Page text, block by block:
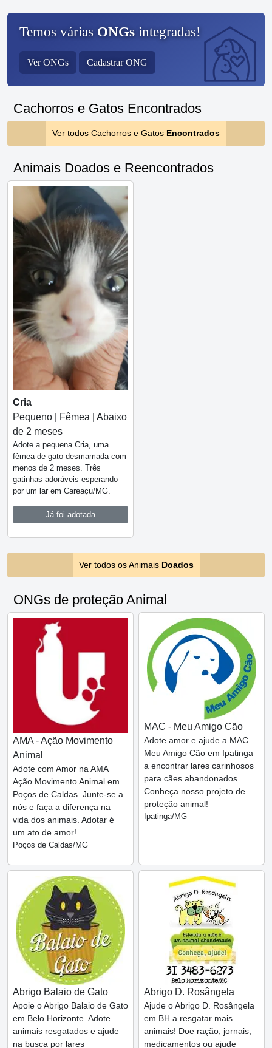
Temos várias ONGs integradas!
Ver ONGs Cadastrar ONG
Cachorros e Gatos Encontrados
Ver todos Cachorros e Gatos Encontrados
Animais Doados e Reencontrados
Cria
Pequeno | Fêmea | Abaixo
de 2 meses
Adote a pequena Cria, uma
fêmea de gato desmamada com
menos de 2 meses. Três
gatinhas adoráveis esperando
por um lar em Careaçu/MG.
Já foi adotada
Ver todos os Animais Doados
ONGs de proteção Animal
AMA - Ação Movimento
Animal
Adote com Amor na AMA
Ação Movimento Animal em
Poços de Caldas. Junte-se a
nós e faça a diferença na
vida dos animais. Adotar é
um ato de amor!
Poços de Caldas/MG
MAC - Meu Amigo Cão
Adote amor e ajude a MAC
Meu Amigo Cão em Ipatinga
a encontrar lares carinhosos
para cães abandonados.
Conheça nosso projeto de
proteção animal!
Ipatinga/MG
Abrigo Balaio de Gato
Apoie o Abrigo Balaio de Gato
em Belo Horizonte. Adote
animais resgatados e ajude
na busca por lares
Abrigo D. Rosângela
Ajude o Abrigo D. Rosângela
em BH a resgatar mais
animais! Doe ração, jornais,
medicamentos ou ajude